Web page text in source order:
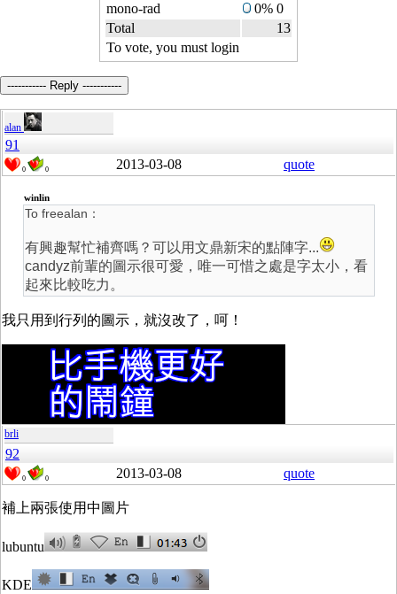
mono-rad
0% 0
Total
13
To vote, you must login
----------- Reply -----------
alan
91
0 0 2013-03-08 quote
winlin
To freealan：
有興趣幫忙補齊嗎？可以用文鼎新宋的點陣字...
candyz前輩的圖示很可愛，唯一可惜之處是字太小，看
起來比較吃力。
我只用到行列的圖示，就沒改了，呵！
brli
92
0 0 2013-03-08 quote
補上兩張使用中圖片
lubuntu
KDE